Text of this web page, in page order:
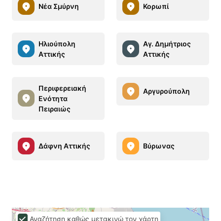
Νέα Σμύρνη Κορωπί
Ηλιούπολη
Αττικής
Αγ. Δημήτριος
Αττικής
Περιφερειακή
Ενότητα
Πειραιώς
Αργυρούπολη
Δάφνη Αττικής Βύρωνας
Αναζήτηση καθώς μετακινώ τον χάρτη